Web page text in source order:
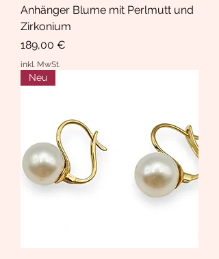
Anhänger Blume mit Perlmutt und
Zirkonium
Preis
189,00 €
inkl. MwSt.
Neu